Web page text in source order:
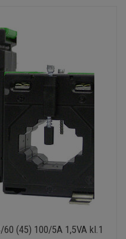
(45) 100/5A 1,5VA kl.1